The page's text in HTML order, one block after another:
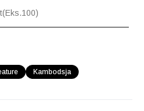
Kambodsja